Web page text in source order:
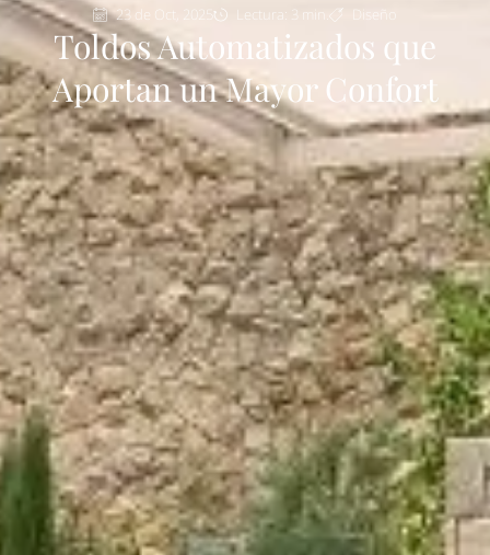
23 de Oct, 2025 Lectura: 3 min. Diseño
Toldos Automatizados que
Aportan un Mayor Confort